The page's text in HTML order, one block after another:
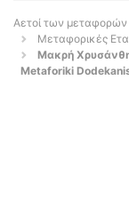
Αετοί των μεταφορών
Μεταφορικές
Μακρή
Metaforiki